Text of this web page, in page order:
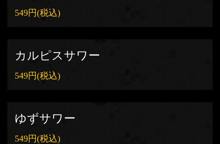
549円(税込)
カルピスサワー
549円(税込)
ゆずサワー
549円(税込)